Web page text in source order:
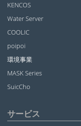
KENCOS
Water Server
COOLIC
poipoi
環境事業
MASK Series
SuicCho
サービス